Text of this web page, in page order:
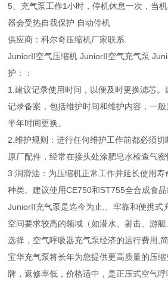
5、充气泵工作1小时，停机休息一次，当
器会受热自我保护 自动停机
供应商：科尔奇压缩机厂家联系.
JuniorII空气压缩机 JuniorII空气充气泵
护：：
1.建议记录使用时间，以便及时更换滤芯
记录备案，包括维护时间和维护内容，一
半年时间更换。
2.维护规则：进行任何维护工作前都必须
原厂配件，经常在接头处涂肥皂水检查气密
3.润滑油：为压缩机正常工作并延长使用
种类。建议使用CE750和ST755全合成食品
JuniorII充气泵是迄今为止.、牢靠和便携式
空间要求较高的领域（如潜水、射击、游
选择，空气呼吸器充气泵经济的运行费用,
宝华充气泵将长年为您提供更高质量的压
牌，返修率低，价格适中，是正压式空气呼